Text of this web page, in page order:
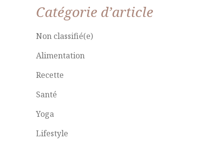
Catégorie d’article
Non classifié(e)
Alimentation
Recette
Santé
Yoga
Lifestyle